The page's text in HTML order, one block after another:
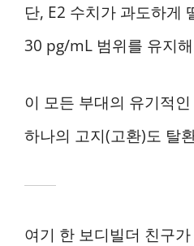
단, E2 수치가 과도하게
30 pg/mL 범위를 유지
이 모든 부대의 유기적
하나의 고지(고환)도 탈
여기 한 보디빌더 친구